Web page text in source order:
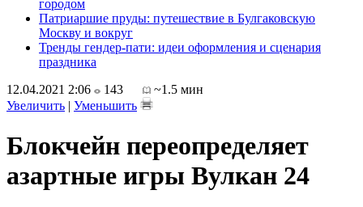
городом
Патриаршие пруды: путешествие в Булгаковскую
Москву и вокруг
Тренды гендер-пати: идеи оформления и сценария
праздника
12.04.2021 2:06
143
~1.5 мин
Увеличить | Уменьшить
Блокчейн переопределяет
азартные игры Вулкан 24